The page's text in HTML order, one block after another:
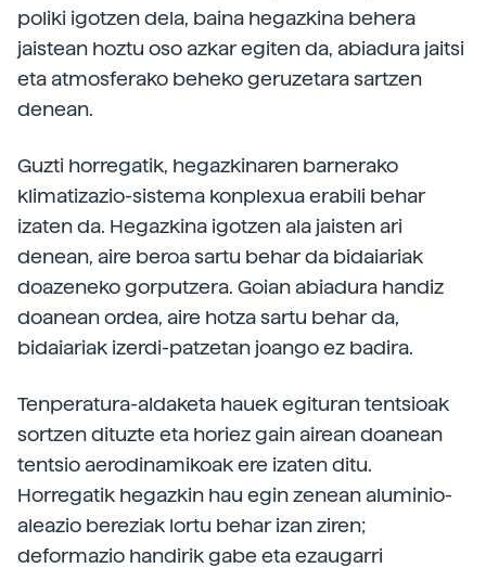
poliki igotzen dela, baina hegazkina behera
jaistean hoztu oso azkar egiten da, abiadura jaitsi
eta atmosferako beheko geruzetara sartzen
denean.
Guzti horregatik, hegazkinaren barnerako
klimatizazio-sistema konplexua erabili behar
izaten da. Hegazkina igotzen ala jaisten ari
denean, aire beroa sartu behar da bidaiariak
doazeneko gorputzera. Goian abiadura handiz
doanean ordea, aire hotza sartu behar da,
bidaiariak izerdi-patzetan joango ez badira.
Tenperatura-aldaketa hauek egituran tentsioak
sortzen dituzte eta horiez gain airean doanean
tentsio aerodinamikoak ere izaten ditu.
Horregatik hegazkin hau egin zenean aluminio-
aleazio bereziak lortu behar izan ziren;
deformazio handirik gabe eta ezaugarri